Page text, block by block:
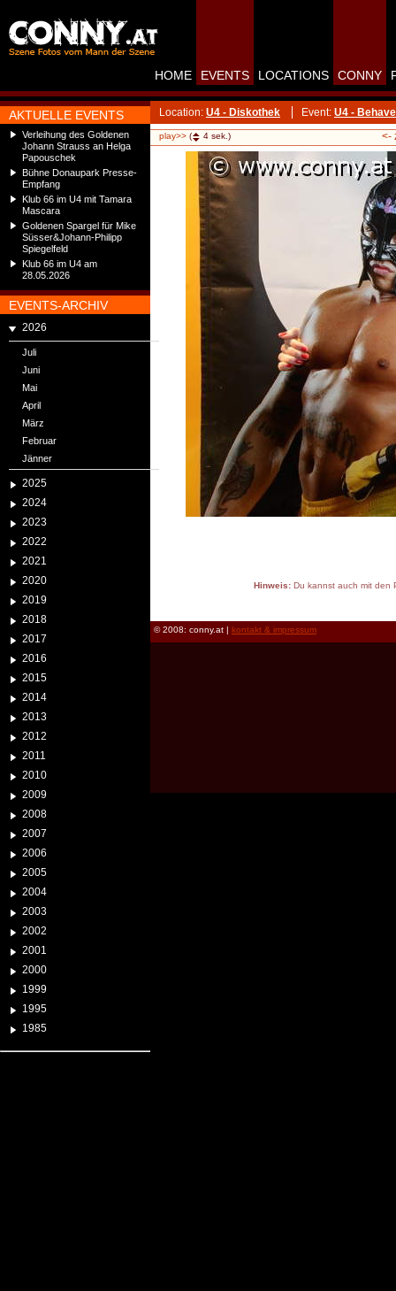
AKTUELLE EVENTS
Verleihung des Goldenen
Johann Strauss an Helga
Papouschek
Bühne Donaupark Presse-
Empfang
Klub 66 im U4 mit Tamara
Mascara
Goldenen Spargel für Mike
Süsser&Johann-Philipp
Spiegelfeld
Klub 66 im U4 am
28.05.2026
EVENTS-ARCHIV
2026
Juli
Juni
Mai
April
März
Februar
Jänner
2025
2024
2023
2022
2021
2020
2019
2018
2017
2016
2015
2014
2013
2012
2011
2010
2009
2008
2007
2006
2005
2004
2003
2002
2001
2000
1999
1995
1985
HOME EVENTS LOCATIONS CONNY
Location: U4 - Diskothek Event: U4 -
play>> ( 4 sek.) <-
Hinweis:Du kannst auch mit den
© 2008: conny.at | kontakt & impressum